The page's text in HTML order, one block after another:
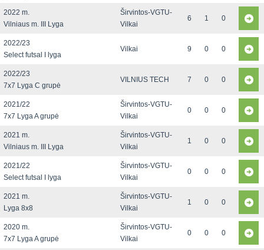
2022 m.
Vilniaus m. III Lyga
Širvintos-VGTU-
Vilkai
6 1 0
2022/23
Select futsal I lyga
Vilkai 9 0 0
2022/23
7x7 Lyga C grupė
VILNIUS TECH 7 0 0
2021/22
7x7 Lyga A grupė
Širvintos-VGTU-
Vilkai
0 0 0
2021 m.
Vilniaus m. III Lyga
Širvintos-VGTU-
Vilkai
1 0 0
2021/22
Select futsal I lyga
Širvintos-VGTU-
Vilkai
0 0 0
2021 m.
Lyga 8x8
Širvintos-VGTU-
Vilkai
1 0 0
2020 m.
7x7 Lyga A grupė
Širvintos-VGTU-
Vilkai
0 0 0